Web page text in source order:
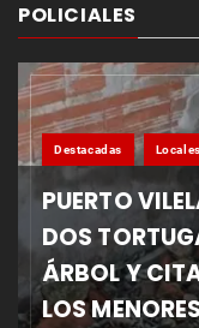
POLICIALES
Destacadas Locales
PUERTO
DOS
ÁRBOL Y
LOS